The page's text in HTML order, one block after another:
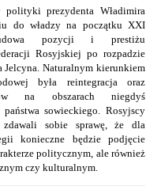
prezydenta Władimira
do władzy na początku XXI
pozycji i prestiżu
Rosyjskiej po rozpadzie
Jelcyna. Naturalnym kierunkiem
była reintegracja oraz
na obszarach niegdyś
sowieckiego. Rosyjscy
zdawali sobie sprawę, że dla
konieczne będzie podjęcie
politycznym, ale również
czy kulturalnym.